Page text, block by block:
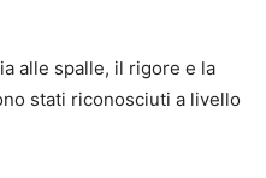
alle spalle, il rigore e la
stati riconosciuti a livello